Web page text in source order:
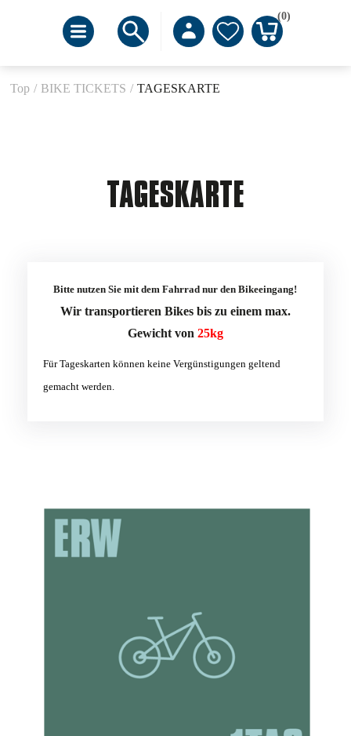
(0)
Top / BIKE TICKETS / TAGESKARTE
TAGESKARTE
Bitte nutzen Sie mit dem Fahrrad nur den Bikeeingang!
Wir transportieren Bikes bis zu einem max.
Gewicht von 25kg
Für Tageskarten können keine Vergünstigungen geltend
gemacht werden.